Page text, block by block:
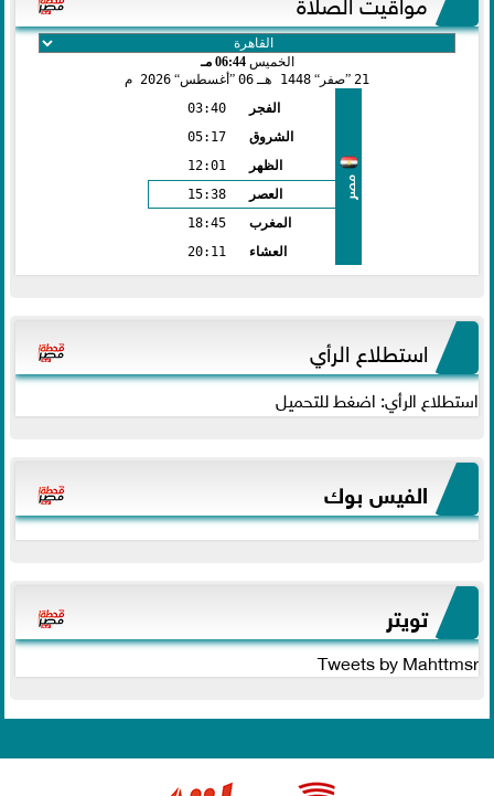
الخميس06:44 مـ
21
صفر 1448 هـ 06 أغسطس 2026 م
مصر
الفجر
03:40
الشروق
05:17
الظهر
12:01
العصر
15:38
المغرب
18:45
العشاء
20:11
استطلاع الرأي
استطلاع الرأي: اضغط للتحميل
الفيس بوك
تويتر
Tweets by Mahttmsr